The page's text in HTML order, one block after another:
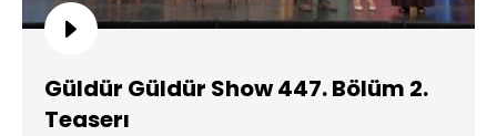
Güldür Güldür Show 447. Bölüm 2.
Teaserı